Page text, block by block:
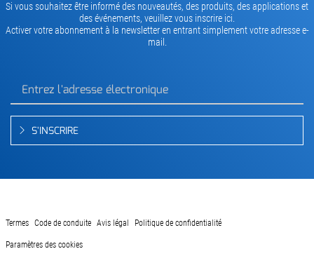
Si vous souhaitez être informé des nouveautés, des produits, des applications et
des événements, veuillez vous inscrire ici.
Activer votre abonnement à la newsletter en entrant simplement votre adresse e-
mail.
S'INSCRIRE
Termes Code de conduite Avis légal Politique de confidentialité
Paramètres des cookies